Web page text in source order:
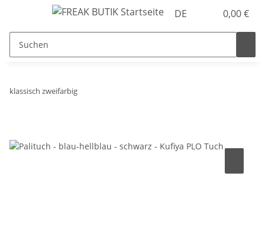
DE 0,00 €
klassisch zweifarbig